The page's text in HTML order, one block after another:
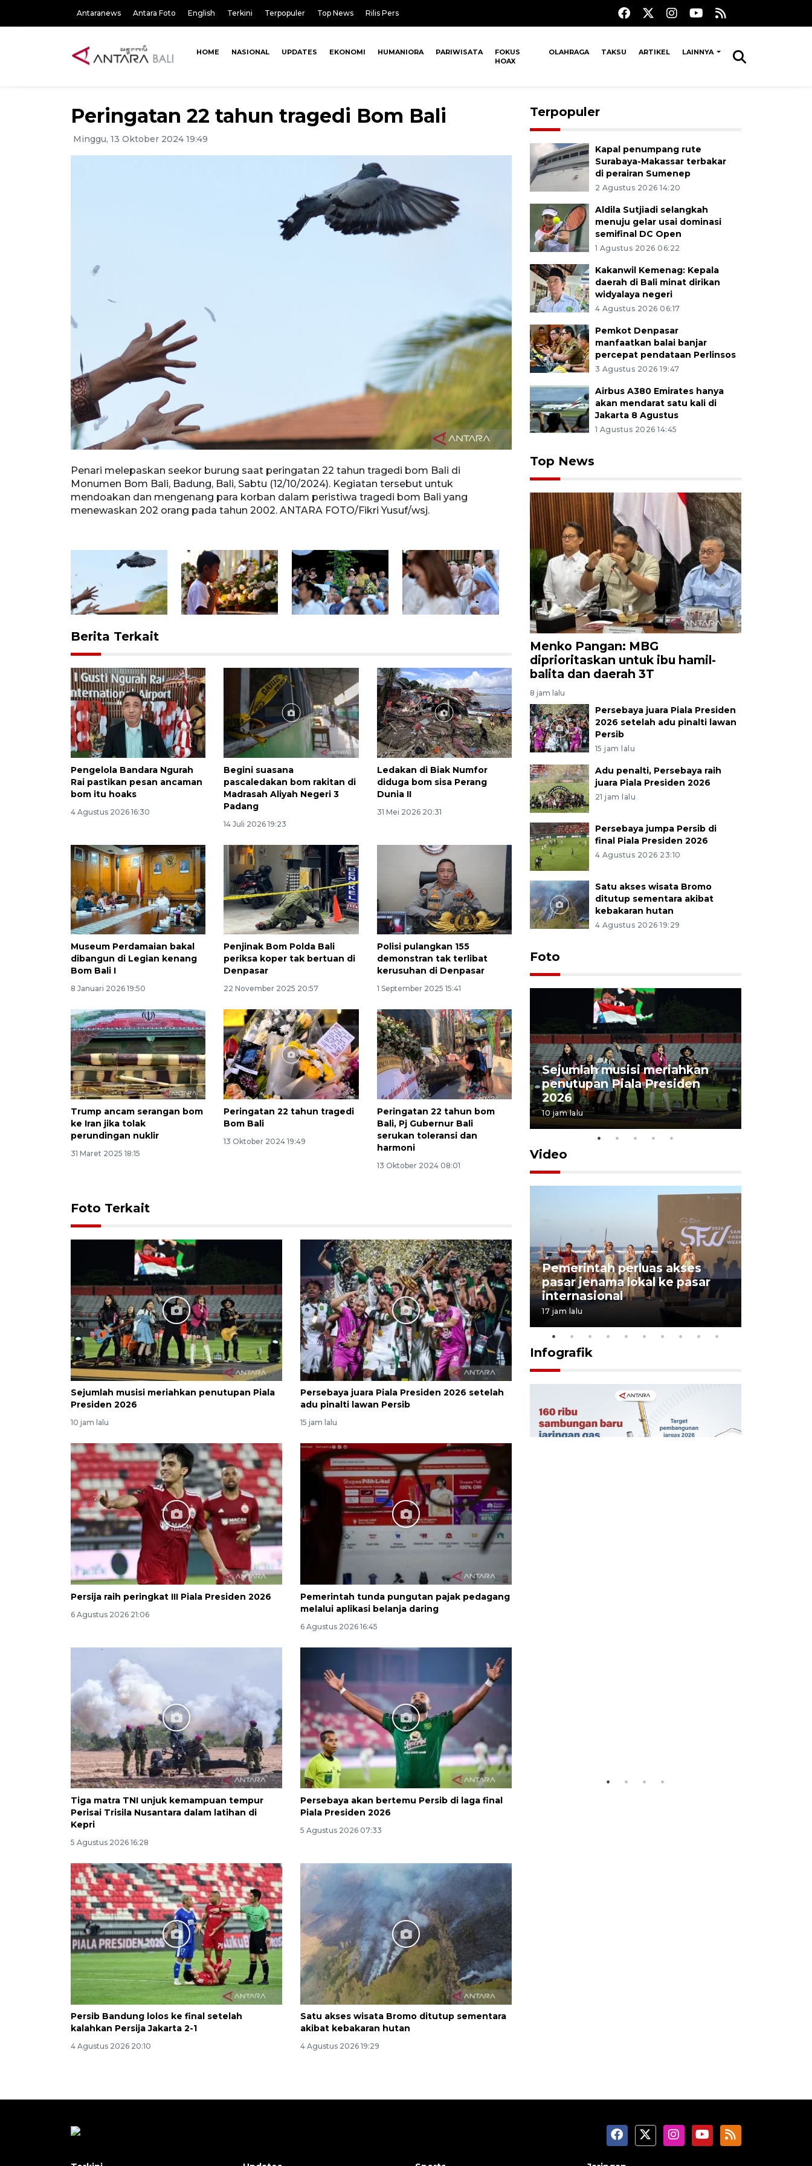
Antaranews Antara Foto English Terkini Terpopuler Top News Rilis Pers
HOME NASIONAL UPDATES EKONOMI HUMANIORA PARIWISATA
FOKUS
HOAX
OLAHRAGA TAKSU ARTIKEL LAINNYA
Peringatan 22 tahun tragedi Bom Bali
Minggu, 13 Oktober 2024 19:49
Penari melepaskan seekor burung saat peringatan 22 tahun tragedi bom Bali di
Monumen Bom Bali, Badung, Bali, Sabtu (12/10/2024). Kegiatan tersebut untuk
mendoakan dan mengenang para korban dalam peristiwa tragedi bom Bali yang
menewaskan 202 orang pada tahun 2002. ANTARA FOTO/Fikri Yusuf/wsj.
Seorang anak berdoa saat peringatan 22 tahun tragedi bom
Badung, Bali, Sabtu (12/10/2024). Kegiatan tersebut untuk
para korban dalam peristiwa tragedi bom Bali yang
2002. ANTARA FOTO/Fikri Yusuf/wsj.
Berita Terkait
Pengelola Bandara Ngurah
Rai pastikan pesan ancaman
bom itu hoaks
4 Agustus 2026 16:30
Begini suasana
pascaledakan bom rakitan di
Madrasah Aliyah Negeri 3
Padang
14 Juli 2026 19:23
Ledakan di Biak Numfor
diduga bom sisa Perang
Dunia II
31 Mei 2026 20:31
Museum Perdamaian bakal
dibangun di Legian kenang
Bom Bali I
8 Januari 2026 19:50
Penjinak Bom Polda Bali
periksa koper tak bertuan di
Denpasar
22 November 2025 20:57
Polisi pulangkan 155
demonstran tak terlibat
kerusuhan di Denpasar
1 September 2025 15:41
Trump ancam serangan bom
ke Iran jika tolak
perundingan nuklir
31 Maret 2025 18:15
Peringatan 22 tahun tragedi
Bom Bali
13 Oktober 2024 19:49
Peringatan 22 tahun bom
Bali, Pj Gubernur Bali
serukan toleransi dan
harmoni
13 Oktober 2024 08:01
Foto Terkait
Sejumlah musisi meriahkan penutupan Piala
Presiden 2026
10 jam lalu
Persebaya juara Piala Presiden 2026 setelah
adu pinalti lawan Persib
15 jam lalu
Persija raih peringkat III Piala Presiden 2026
6 Agustus 2026 21:06
Pemerintah tunda pungutan pajak pedagang
melalui aplikasi belanja daring
6 Agustus 2026 16:45
Tiga matra TNI unjuk kemampuan tempur
Perisai Trisila Nusantara dalam latihan di
Kepri
5 Agustus 2026 16:28
Persebaya akan bertemu Persib di laga final
Piala Presiden 2026
5 Agustus 2026 07:33
Persib Bandung lolos ke final setelah
kalahkan Persija Jakarta 2-1
4 Agustus 2026 20:10
Satu akses wisata Bromo ditutup sementara
akibat kebakaran hutan
4 Agustus 2026 19:29
Terpopuler
Kapal penumpang rute
Surabaya-Makassar terbakar
di perairan Sumenep
2 Agustus 2026 14:20
Aldila Sutjiadi selangkah
menuju gelar usai dominasi
semifinal DC Open
1 Agustus 2026 06:22
Kakanwil Kemenag: Kepala
daerah di Bali minat dirikan
widyalaya negeri
4 Agustus 2026 06:17
Pemkot Denpasar
manfaatkan balai banjar
percepat pendataan Perlinsos
3 Agustus 2026 19:47
Airbus A380 Emirates hanya
akan mendarat satu kali di
Jakarta 8 Agustus
1 Agustus 2026 14:45
Top News
Menko Pangan: MBG
diprioritaskan untuk ibu hamil-
balita dan daerah 3T
8 jam lalu
Persebaya juara Piala Presiden
2026 setelah adu pinalti lawan
Persib
15 jam lalu
Adu penalti, Persebaya raih
juara Piala Presiden 2026
21 jam lalu
Persebaya jumpa Persib di
final Piala Presiden 2026
4 Agustus 2026 23:10
Satu akses wisata Bromo
ditutup sementara akibat
kebakaran hutan
4 Agustus 2026 19:29
Foto
Tiga matra TNI unjuk
kemampuan tempur Perisai
Trisila Nusantara dalam
latihan di Kepri
5 Agustus 2026 16:28
Sejumlah musisi meriahkan
penutupan Piala Presiden
2026
10 jam lalu
Video
Kemen LH, KKP, dan Gubernur
Bali tanam ribuan bibit
mangrove
26 Juli 2026 21:18
Pemerintah perluas akses
pasar jenama lokal ke pasar
internasional
17 jam lalu
Infografik
Ekonomi triwulan II-2026
tumbuh 5,29 persen
2026-08-06 18:45:00